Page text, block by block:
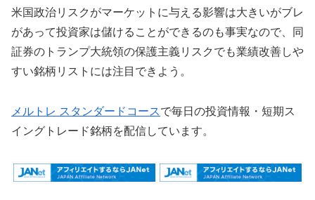
米国政治リスクがマーケットに与える影響は大きいがブレ
があって投資家は儲けることができるのも事実なので、同
証券のトランプ大統領の保護主義リスクでも業績改善しや
すい銘柄リストには注目できよう。
メルトレ スタンダードコースで毎日の投資情報・短期ス
イングトレード銘柄を配信しています。